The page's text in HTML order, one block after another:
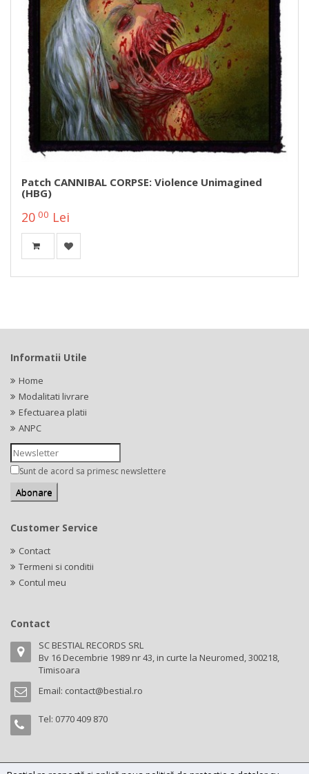
Patch CANNIBAL CORPSE: Violence Unimagined
(HBG)
20 00 Lei
Informatii Utile
Home
Modalitati livrare
Efectuarea platii
ANPC
Sunt de acord sa primesc newslettere
Customer Service
Contact
Termeni si conditii
Contul meu
Contact
SC BESTIAL RECORDS SRL
Bv 16 Decembrie 1989 nr 43, in curte la Neuromed, 300218,
Timisoara
Email: contact@bestial.ro
Tel: 0770 409 870